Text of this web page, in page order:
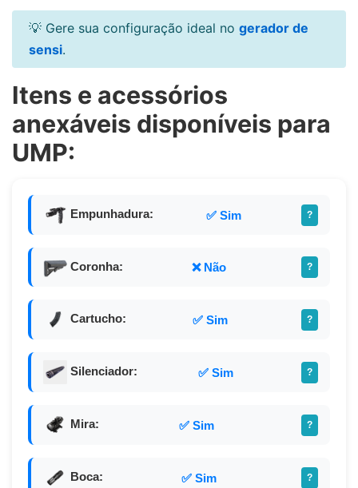
💡 Gere sua configuração ideal no gerador de
sensi.
Itens e acessórios
anexáveis disponíveis para
UMP:
Empunhadura: ✅ Sim ?
Coronha: ❌ Não ?
Cartucho: ✅ Sim ?
Silenciador: ✅ Sim ?
Mira: ✅ Sim ?
Boca: ✅ Sim ?